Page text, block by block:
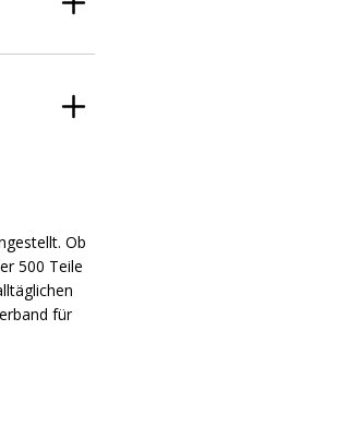
Ob
500 Teile
für